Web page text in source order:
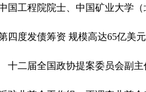
四度发债筹资 规模高达65亿美元